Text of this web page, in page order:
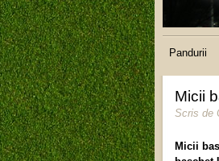
Pandurii
Micii
Scris de
Micii